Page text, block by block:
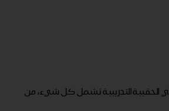
الحقيبة التدريبية تشمل كل شيء، من